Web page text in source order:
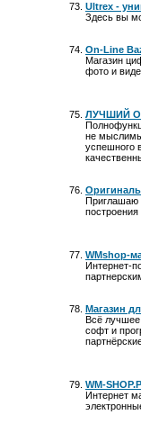
Ultrex -
Здесь вы
On-Line
Магазин
фото и
ЛУЧШИЙ
не
успешного
Приглашаю
WMshop-
Интернет-
Магазин
Всё лучшее
софт и
WM-
Интернет